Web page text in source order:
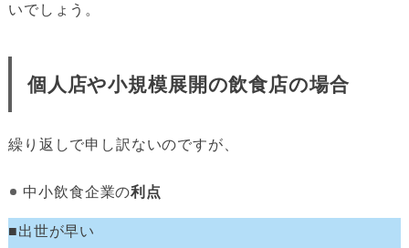
いでしょう。
個人店や小規模展開の飲食店の場合
繰り返しで申し訳ないのですが、
中小飲食企業の利点
■出世が早い